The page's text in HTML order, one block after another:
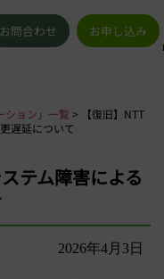
お問合わせ お申し込み
ション」一覧 >
【復旧】NTT
遅延について
テム障害による
2026年4月3日